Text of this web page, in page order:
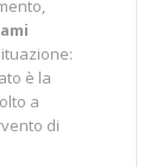
è la
a
di